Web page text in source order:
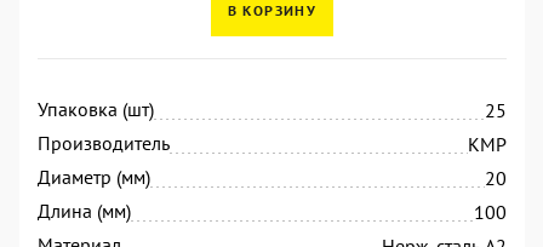
В КОРЗИНУ
Упаковка (шт)
25
Производитель
KMP
Диаметр (мм)
20
Длина (мм)
100